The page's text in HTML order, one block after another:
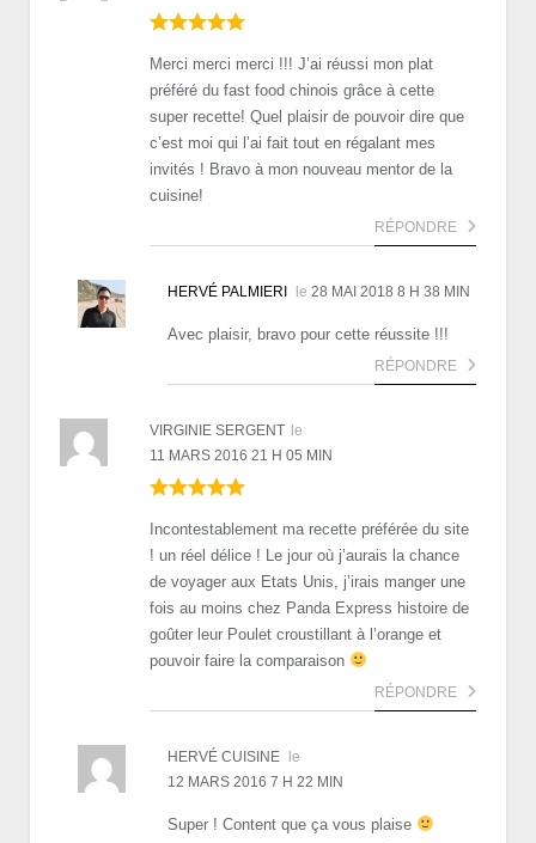
Merci merci merci !!! J’ai réussi mon plat
préféré du fast food chinois grâce à cette
super recette! Quel plaisir de pouvoir dire que
c’est moi qui l’ai fait tout en régalant mes
invités ! Bravo à mon nouveau mentor de la
cuisine!
RÉPONDRE
HERVÉ PALMIERI le 28 MAI 2018 8 H 38 MIN
Avec plaisir, bravo pour cette réussite !!!
RÉPONDRE
VIRGINIE SERGENT le
11 MARS 2016 21 H 05 MIN
Incontestablement ma recette préférée du site
! un réel délice ! Le jour où j’aurais la chance
de voyager aux Etats Unis, j’irais manger une
fois au moins chez Panda Express histoire de
goûter leur Poulet croustillant à l’orange et
pouvoir faire la comparaison
RÉPONDRE
HERVÉ CUISINE
le
12 MARS 2016 7 H 22 MIN
Super ! Content que ça vous plaise